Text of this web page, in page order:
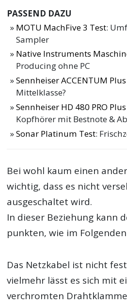
PASSEND DAZU
MOTU MachFive 3 Test:
Sampler
Native Instruments
Producing ohne PC
Sennheiser ACCENTUM
Mittelklasse?
Sennheiser HD 480 PRO
Kopfhörer mit Bestnote &
Sonar Platinum Test:
Bei wohl kaum einen
wichtig, dass es nicht
ausgeschaltet wird.
In dieser Beziehung kann
punkten, wie im
Das Netzkabel ist nicht
vielmehr lässt es sich mit
verchromten